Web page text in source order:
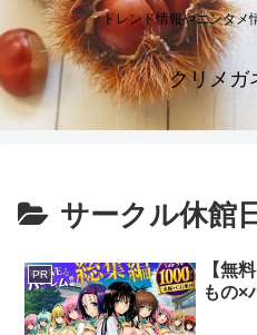
トレンド情報やエンタメ
クリメガ
サークル休館
PR
【無
もの×